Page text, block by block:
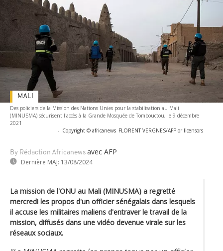
Des policiers de la Mission des Nations Unies pour la stabilisation au Mali
(MINUSMA) sécurisent l'accès à la Grande Mosquée de Tombouctou, le 9 décembre
2021
- Copyright © africanews FLORENT VERGNES/AFP or licensors
By Rédaction Africanews avec AFP
Dernière MAJ: 13/08/2024
MALI
La mission de l'ONU au Mali (MINUSMA) a regretté
mercredi les propos d'un officier sénégalais dans lesquels
il accuse les militaires maliens d'entraver le travail de la
mission, diffusés dans une vidéo devenue virale sur les
réseaux sociaux.